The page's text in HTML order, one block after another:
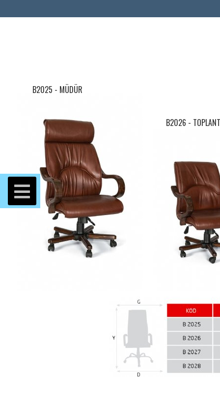
B2025 - MÜDÜR
B2026 -